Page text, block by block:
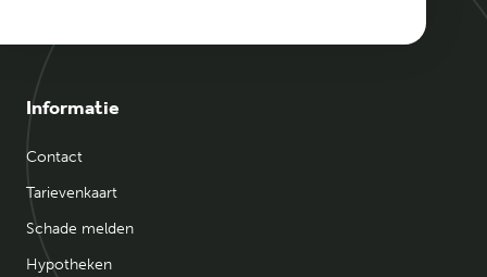
Informatie
Contact
Tarievenkaart
Schade melden
Hypotheken